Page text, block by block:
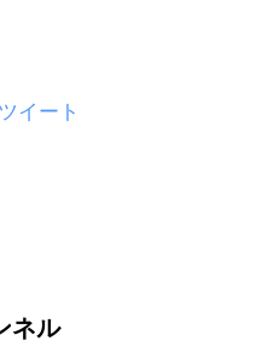
イート
ネル